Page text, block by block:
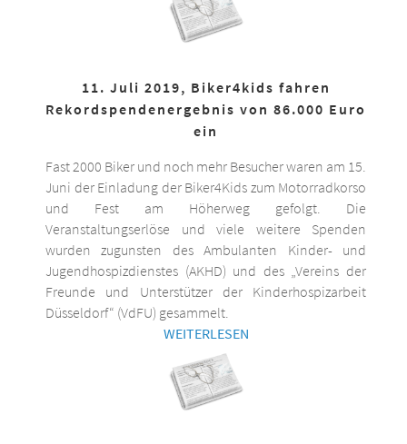
11. Juli 2019, Biker4kids fahren
Rekordspendenergebnis von 86.000 Euro
ein
Fast 2000 Biker und noch mehr Besucher waren am 15.
Juni der Einladung der Biker4Kids zum Motorradkorso
und Fest am Höherweg gefolgt. Die
Veranstaltungserlöse und viele weitere Spenden
wurden zugunsten des Ambulanten Kinder- und
Jugendhospizdienstes (AKHD) und des „Vereins der
Freunde und Unterstützer der Kinderhospizarbeit
Düsseldorf“ (VdFU) gesammelt.
WEITERLESEN